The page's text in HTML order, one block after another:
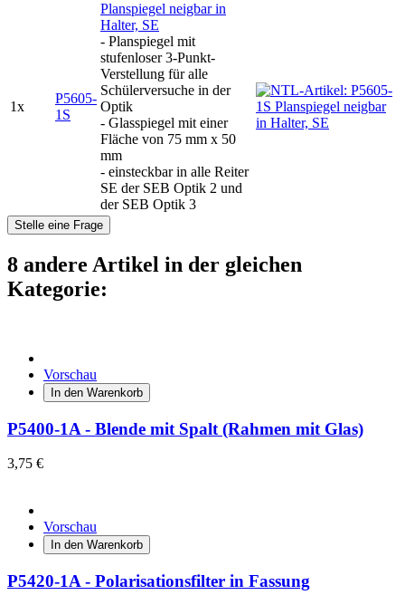
1x
P5605-
1S
Planspiegel neigbar in
Halter, SE
- Planspiegel mit
stufenloser 3-Punkt-
Verstellung für alle
Schülerversuche in der
Optik
- Glasspiegel mit einer
Fläche von 75 mm x 50
mm
- einsteckbar in alle Reiter
SE der SEB Optik 2 und
der SEB Optik 3
Stelle eine Frage
8 andere Artikel in der gleichen
Kategorie:
Vorschau
In den Warenkorb
P5400-1A - Blende mit Spalt (Rahmen mit Glas)
3,75 €
Vorschau
In den Warenkorb
P5420-1A - Polarisationsfilter in Fassung